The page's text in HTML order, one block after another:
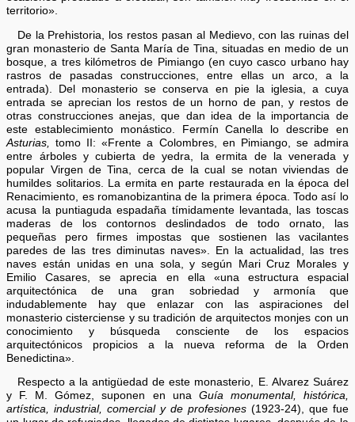
territorio».
De la Prehistoria, los restos pasan al Medievo, con las ruinas del
gran monasterio de Santa María de Tina, situadas en medio de un
bosque, a tres kilómetros de Pimiango (en cuyo casco urbano hay
rastros de pasadas construcciones, entre ellas un arco, a la
entrada). Del monasterio se conserva en pie la iglesia, a cuya
entrada se aprecian los restos de un horno de pan, y restos de
otras construcciones anejas, que dan idea de la importancia de
este establecimiento monástico. Fermín Canella lo describe en
Asturias,
tomo II: «Frente a Colombres, en Pimiango, se admira
entre árboles y cubierta de yedra, la ermita de la venerada y
popular Virgen de Tina, cerca de la cual se notan viviendas de
humildes solitarios. La ermita en parte restaurada en la época del
Renacimiento, es romanobizantina de la primera época. Todo así lo
acusa la puntiaguda espadaña tímidamente levantada, las toscas
maderas de los contornos deslindados de todo ornato, las
pequeñas pero firmes impostas que sostienen las vacilantes
paredes de las tres diminutas naves». En la actualidad, las tres
naves están unidas en una sola, y según Mari Cruz Morales y
Emilio Casares, se aprecia en ella «una estructura espacial
arquitectónica de una gran sobriedad y armonía que
indudablemente hay que enlazar con las aspiraciones del
monasterio cisterciense y su tradición de arquitectos monjes con un
conocimiento y búsqueda consciente de los espacios
arquitectónicos propicios a la nueva reforma de la Orden
Benedictina».
Respecto a la antigüedad de este monasterio, E. Alvarez Suárez
y F. M. Gómez, suponen en una Guía monumental, histórica,
artística, industrial, comercial y de profesiones(1923-24), que fue